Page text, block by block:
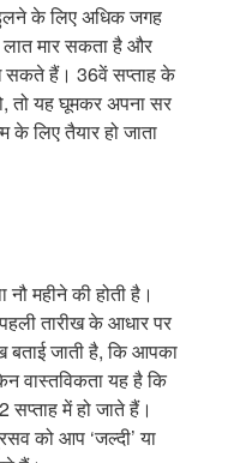
के लिए अधिक जगह
मार सकता है और
सकते हैं। 36वें सप्ताह के
तो यह घूमकर अपना सर
लिए तैयार हो जाता
महीने की होती है।
तारीख के आधार पर
बताई जाती है, कि आपका
वास्तविकता यह है कि
में हो जाते हैं।
को आप ‘जल्दी’ या